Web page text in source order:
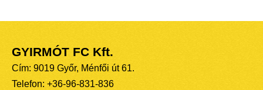
GYIRMÓT FC Kft.
Cím: 9019 Győr, Ménfői út 61.
Telefon: +36-96-831-836